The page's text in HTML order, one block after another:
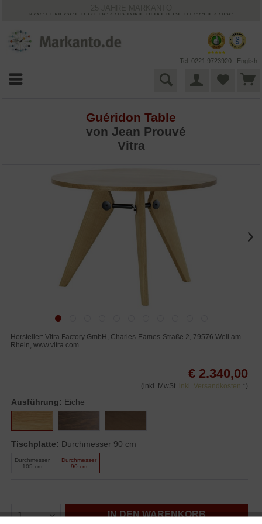
KOSTENLOSER VERSAND INNERHALB DEUTSCHLANDS
VIELFÄLTIGE ZAHLUNGSMÖGLICHKEITEN
BESTPRICE-GARANTIE
Tel. 0221 9723920 English
Guéridon Table
von Jean Prouvé
Vitra
Hersteller: Vitra Factory GmbH, Charles-Eames-Straße 2, 79576 Weil am
Rhein, www.vitra.com
€ 2.340,00
(inkl. MwSt. inkl. Versandkosten *)
Ausführung: Eiche
Tischplatte: Durchmesser 90 cm
Durchmesser
105 cm
Durchmesser
90 cm
IN DEN WARENKORB